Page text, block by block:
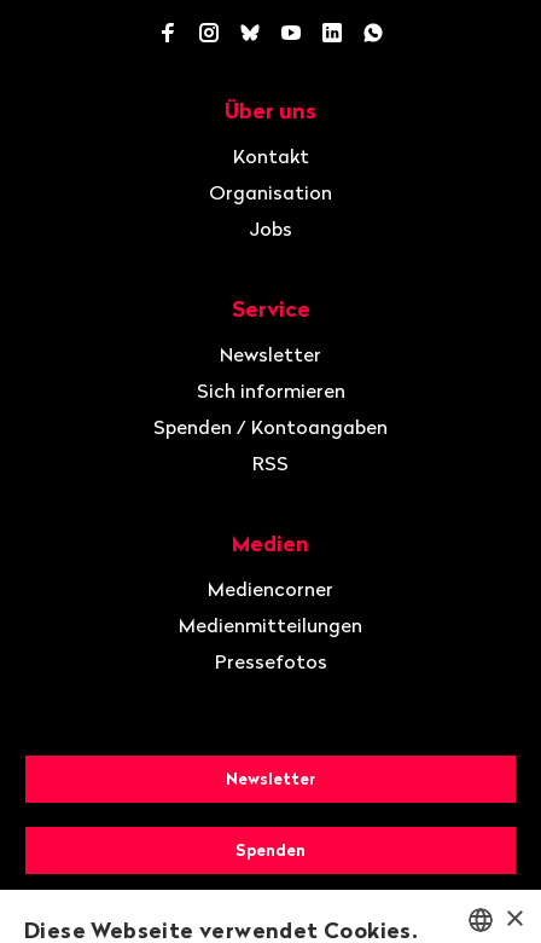
Facebook
Instagram
BlueskyYouTube
LinkedInWhatsApp
Über uns
Kontakt
Organisation
Jobs
Service
Newsletter
Sich informieren
Spenden / Kontoangaben
RSS
Medien
Mediencorner
Medienmitteilungen
Pressefotos
Newsletter
Spenden
Mitglied werden ×
Diese Webseite verwendet Cookies.